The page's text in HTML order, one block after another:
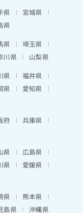
県
宮城県
県
県
埼玉県
川県
山梨県
県
福井県
県
愛知県
府
兵庫県
県
広島県
県
愛媛県
県
熊本県
島県 沖縄県